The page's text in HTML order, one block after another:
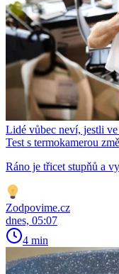
Lidé vůbec neví, jestli
Test s termokamerou
Ráno je třicet stupňů a
Zodpovime.cz
dnes, 05:07
4 min